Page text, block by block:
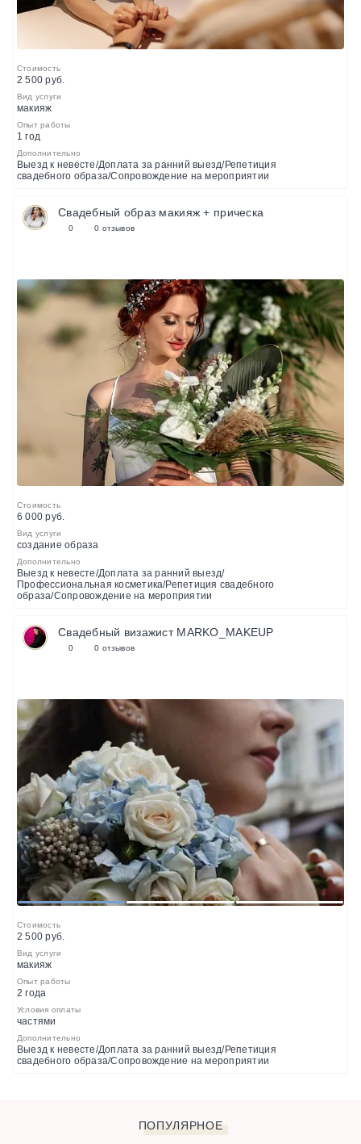
Стоимость
2 500 руб.
Вид услуги
макияж
Опыт работы
1 год
Дополнительно
Выезд к невесте/Доплата за ранний выезд/Репетиция
свадебного образа/Сопровождение на мероприятии
Свадебный образ макияж + прическа
0 0 отзывов
Стоимость
6 000 руб.
Вид услуги
создание образа
Дополнительно
Выезд к невесте/Доплата за ранний выезд/
Профессиональная косметика/Репетиция свадебного
образа/Сопровождение на мероприятии
Свадебный визажист MARKO_MAKEUP
0 0 отзывов
1 2 3
Стоимость
2 500 руб.
Вид услуги
макияж
Опыт работы
2 года
Условия оплаты
частями
Дополнительно
Выезд к невесте/Доплата за ранний выезд/Репетиция
свадебного образа/Сопровождение на мероприятии
ПОПУЛЯРНОЕ